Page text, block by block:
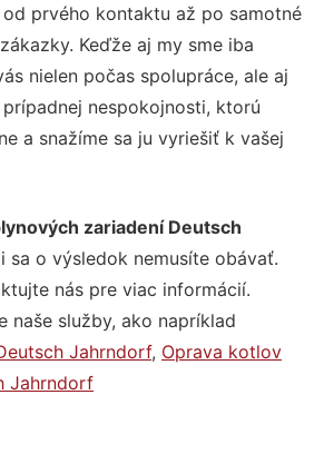
prvého kontaktu až po samotné
Keďže aj my sme iba
nielen počas spolupráce, ale aj
nespokojnosti, ktorú
a snažíme sa ju vyriešiť k vašej
zariadení Deutsch
sa o výsledok nemusíte obávať.
nás pre viac informácií.
naše služby, ako napríklad
Jahrndorf, Oprava kotlov
Jahrndorf